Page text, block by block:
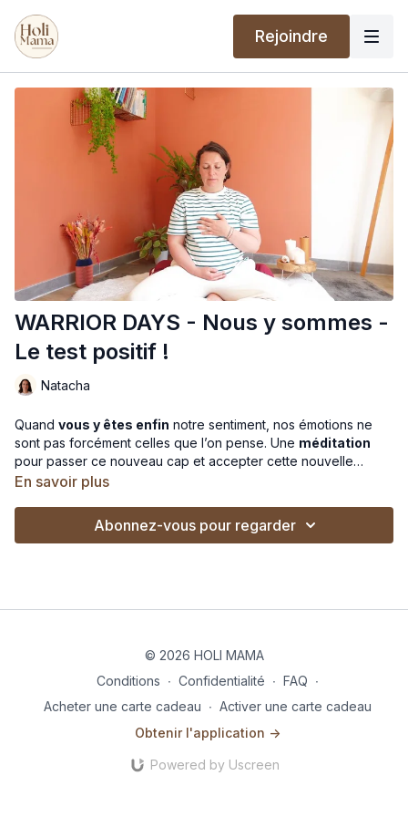
Rejoindre
WARRIOR DAYS - Nous y sommes -
Le test positif !
Natacha
Quand vous y êtes enfin notre sentiment, nos émotions ne
sont pas forcément celles que l’on pense. Une méditation
pour passer ce nouveau cap et accepter cette nouvelle
réalité.
En savoir plus
Abonnez-vous pour regarder
© 2026 HOLI MAMA
Conditions ∙ Confidentialité ∙ FAQ ∙
Acheter une carte cadeau ∙ Activer une carte cadeau
Obtenir l'application ->
Powered by Uscreen